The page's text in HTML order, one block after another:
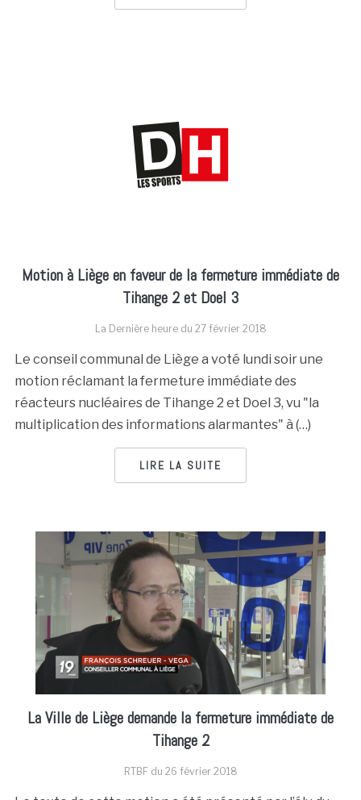
Motion à Liège en faveur de la fermeture immédiate de
Tihange 2 et Doel 3
La Dernière heure du 27 février 2018
Le conseil communal de Liège a voté lundi soir une
motion réclamant la fermeture immédiate des
réacteurs nucléaires de Tihange 2 et Doel 3, vu "la
multiplication des informations alarmantes" à (…)
LIRE LA SUITE
La Ville de Liège demande la fermeture immédiate de
Tihange 2
RTBF du 26 février 2018